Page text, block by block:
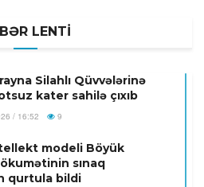
LENTİ
Silahlı Qüvvələrinə
kater sahilə çıxıb
/ 16:52 9
modeli Böyük
sınaq
qurtula bildi